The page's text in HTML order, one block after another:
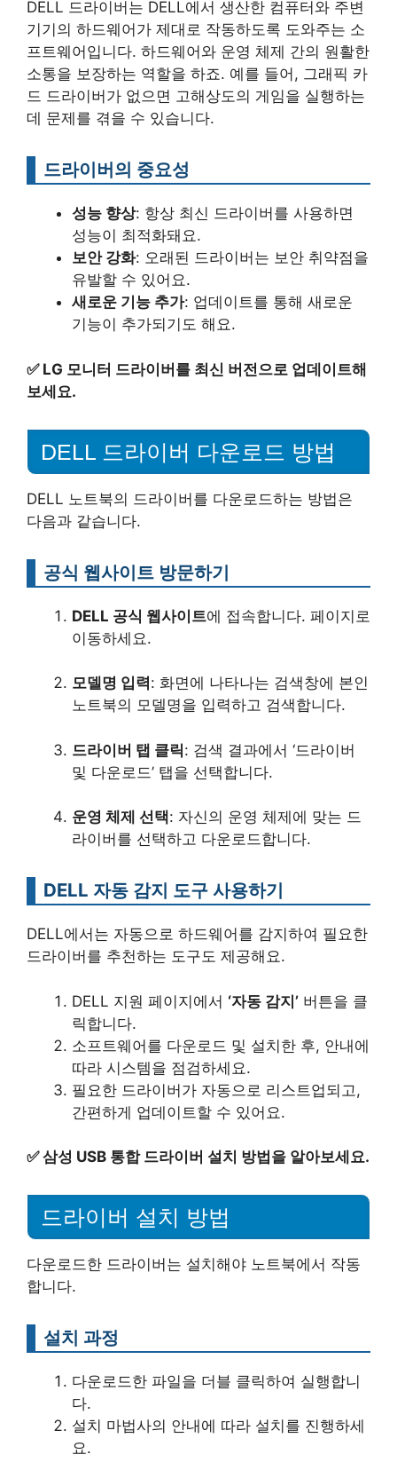
DELL 드라이버는 DELL에서 생산한 컴퓨터와 주변
기기의 하드웨어가 제대로 작동하도록 도와주는 소
프트웨어입니다. 하드웨어와 운영 체제 간의 원활한
소통을 보장하는 역할을 하죠. 예를 들어, 그래픽 카
드 드라이버가 없으면 고해상도의 게임을 실행하는
데 문제를 겪을 수 있습니다.
드라이버의 중요성
성능 향상: 항상 최신 드라이버를 사용하면
성능이 최적화돼요.
보안 강화: 오래된 드라이버는 보안 취약점을
유발할 수 있어요.
새로운 기능 추가: 업데이트를 통해 새로운
기능이 추가되기도 해요.
✅ LG 모니터 드라이버를 최신 버전으로 업데이트해
보세요.
DELL 드라이버 다운로드 방법
DELL 노트북의 드라이버를 다운로드하는 방법은
다음과 같습니다.
공식 웹사이트 방문하기
DELL 공식 웹사이트에 접속합니다. 페이지로
이동하세요.
모델명 입력: 화면에 나타나는 검색창에 본인
노트북의 모델명을 입력하고 검색합니다.
드라이버 탭 클릭: 검색 결과에서 ‘드라이버
및 다운로드’ 탭을 선택합니다.
운영 체제 선택: 자신의 운영 체제에 맞는 드
라이버를 선택하고 다운로드합니다.
DELL 자동 감지 도구 사용하기
DELL에서는 자동으로 하드웨어를 감지하여 필요한
드라이버를 추천하는 도구도 제공해요.
DELL 지원 페이지에서 ‘자동 감지’ 버튼을 클
릭합니다.
소프트웨어를 다운로드 및 설치한 후, 안내에
따라 시스템을 점검하세요.
필요한 드라이버가 자동으로 리스트업되고,
간편하게 업데이트할 수 있어요.
✅삼성 USB 통합 드라이버 설치 방법을 알아보세요.
드라이버 설치 방법
다운로드한 드라이버는 설치해야 노트북에서 작동
합니다.
설치 과정
다운로드한 파일을 더블 클릭하여 실행합니
다.
설치 마법사의 안내에 따라 설치를 진행하세
요.